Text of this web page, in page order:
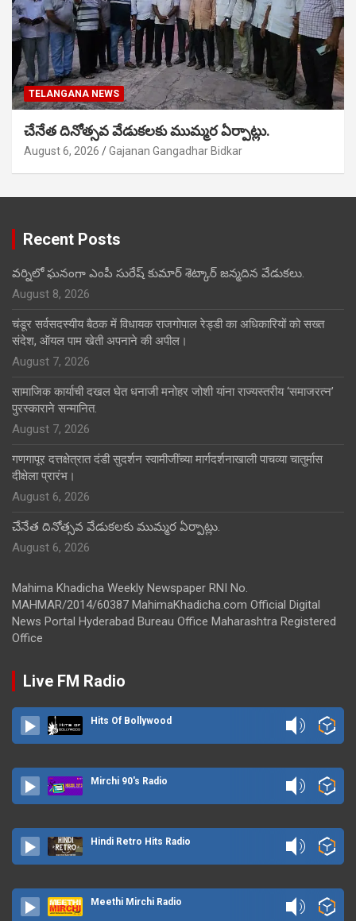
TELANGANA NEWS
చేనేత దినోత్సవ వేడుకలకు ముమ్మర ఏర్పాట్లు.
August 6, 2026 Gajanan Gangadhar Bidkar
Recent Posts
వర్నిలో ఘనంగా ఎంపీ సురేష్ కుమార్ శెట్కార్ జన్మదిన వేడుకలు.
August 8, 2026
चंडूर सर्वसदस्यीय बैठक में विधायक राजगोपाल रेड्डी का अधिकारियों को सख्त
संदेश, ऑयल पाम खेती अपनाने की अपील।
August 7, 2026
सामाजिक कार्याची दखल घेत धनाजी मनोहर जोशी यांना राज्यस्तरीय ‘समाजरत्न’
पुरस्काराने सन्मानित.
August 7, 2026
गणगापूर दत्तक्षेत्रात दंडी सुदर्शन स्वामीजींच्या मार्गदर्शनाखाली पाचव्या चातुर्मास
दीक्षेला प्रारंभ।
August 6, 2026
చేనేత దినోత్సవ వేడుకలకు ముమ్మర ఏర్పాట్లు.
August 6, 2026
Mahima Khadicha Weekly Newspaper RNI No.
MAHMAR/2014/60387 MahimaKhadicha.com Official Digital
News Portal Hyderabad Bureau Office Maharashtra Registered
Office
Live FM Radio
Hits Of Bollywood
Mirchi 90's Radio
Hindi Retro Hits Radio
Meethi Mirchi Radio